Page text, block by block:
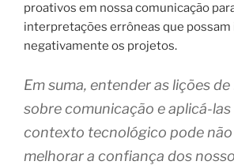
proativos em nossa comunicação
interpretações errôneas que
negativamente os projetos.
Em suma, entender as lições
sobre comunicação e aplicá-las
contexto tecnológico pode não
melhorar a confiança dos